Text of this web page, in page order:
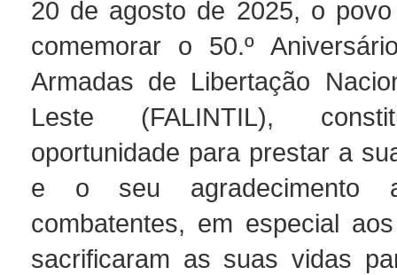
20 de agosto de 2025, o
comemorar o 50.º
Armadas de Libertação
Leste (FALINTIL),
oportunidade para prestar a
e o seu agradecimento
combatentes, em especial
sacrificaram as suas vidas